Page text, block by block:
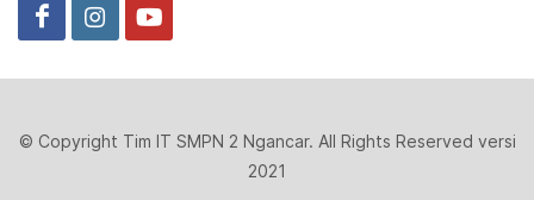
© Copyright Tim IT SMPN 2 Ngancar. All Rights Reserved versi
2021